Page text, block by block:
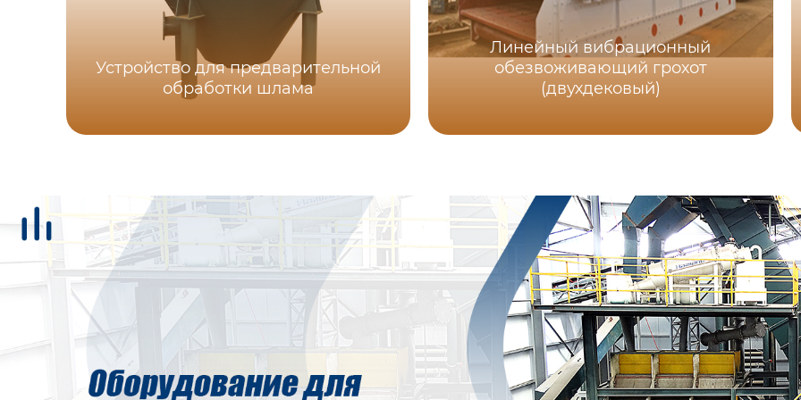
Устройство для предварительной
обработки шлама
Линейный вибрационный
обезвоживающий грохот
(двухдековый)